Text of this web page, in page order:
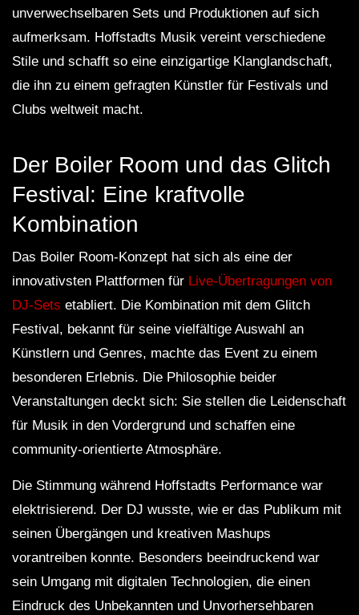
unverwechselbaren Sets und Produktionen auf sich
aufmerksam. Hoffstadts Musik vereint verschiedene
Stile und schafft so eine einzigartige Klanglandschaft,
die ihn zu einem gefragten Künstler für Festivals und
Clubs weltweit macht.
Der Boiler Room und das Glitch
Festival: Eine kraftvolle
Kombination
Das Boiler Room-Konzept hat sich als eine der
innovativsten Plattformen für Live-Übertragungen von
DJ-Sets etabliert. Die Kombination mit dem Glitch
Festival, bekannt für seine vielfältige Auswahl an
Künstlern und Genres, machte das Event zu einem
besonderen Erlebnis. Die Philosophie beider
Veranstaltungen deckt sich: Sie stellen die Leidenschaft
für Musik in den Vordergrund und schaffen eine
community-orientierte Atmosphäre.
Die Stimmung während Hoffstadts Performance war
elektrisierend. Der DJ wusste, wie er das Publikum mit
seinen Übergängen und kreativen Mashups
vorantreiben konnte. Besonders beeindruckend war
sein Umgang mit digitalen Technologien, die einen
Eindruck des Unbekannten und Unvorhersehbaren